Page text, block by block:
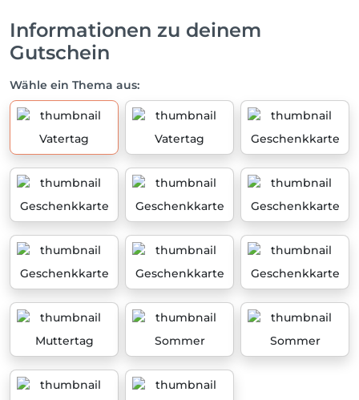
Informationen zu deinem
Gutschein
Wähle ein Thema aus:
Vatertag Vatertag Geschenkkarte
Geschenkkarte Geschenkkarte Geschenkkarte
Geschenkkarte Geschenkkarte Geschenkkarte
Muttertag Sommer Sommer